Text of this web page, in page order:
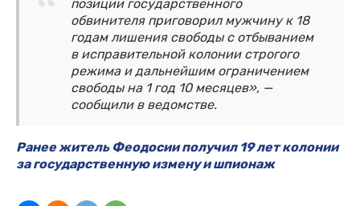
позиции государственного
обвинителя приговорил мужчину к 18
годам лишения свободы с отбыванием
в исправительной колонии строгого
режима и дальнейшим ограничением
свободы на 1 год 10 месяцев», —
сообщили в ведомстве.
Ранее житель Феодосии получил 19 лет колонии
за государственную измену и шпионаж